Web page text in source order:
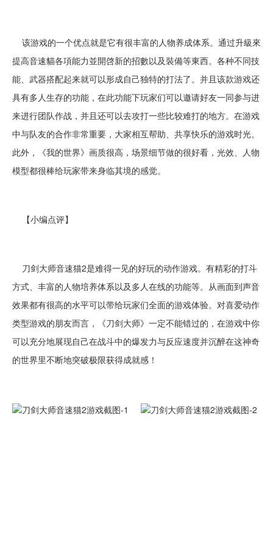
该游戏的一个优点就是它有很丰富的人物养成体系。通过升級來
提高音速貓各項能力並開啓新的招數以及裝備等東西。各种不同技
能、武器搭配起来就可以形成自己独特的打法了。并且该款游戏还
具有多人生存的功能，在此功能下玩家们可以邀请好友一同参与进
来进行团队作战，并且还可以去攻打一些比较难打的地方。在游戏
中与队友的合作非常重要，大家相互帮助、共享快乐的游戏时光。
此外，《我的世界》画质很高，场景细节做的很好看，光效、人物
模型都很棒给玩家带来身临其境的感觉。
【小编点评】
刀剑大师音速猫2是难得一见的好玩的动作游戏。有精彩的打斗
方式、丰富的人物培养体系以及多人在线的功能等。从画面到声音
效果都有很高的水平可以带给玩家们全面的游戏体验。对喜爱动作
类型游戏的朋友而言，《刀剑大师》一定不能错过的，在游戏中你
可以充分地展现自己在战斗中的爆发力与反应速度并沉醉在这神奇
的世界里不断地突破极限获得成就感！